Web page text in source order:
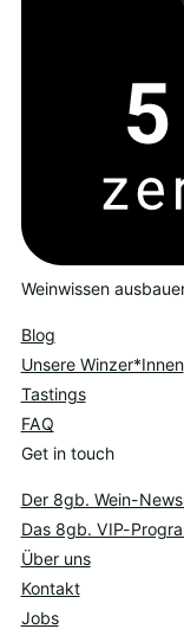
Weinwissen
Blog
Unsere Winzer*Innen
Tastings
FAQ
Get in touch
Der 8gb. Wein-
Das 8gb. VIP-
Über uns
Kontakt
Jobs